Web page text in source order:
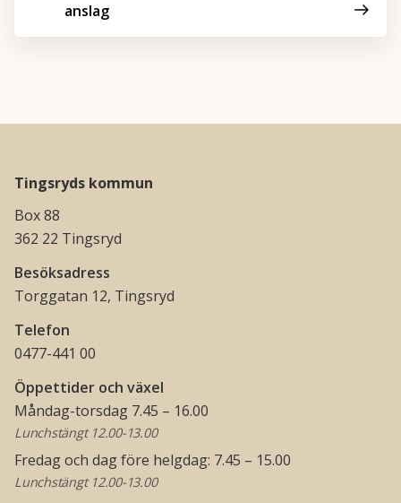
anslag
Tingsryds kommun
Box 88
362 22 Tingsryd
Besöksadress
Torggatan 12, Tingsryd
Telefon
0477-441 00
Öppettider och växel
Måndag-torsdag 7.45 – 16.00
Lunchstängt 12.00-13.00
Fredag och dag före helgdag: 7.45 – 15.00
Lunchstängt 12.00-13.00